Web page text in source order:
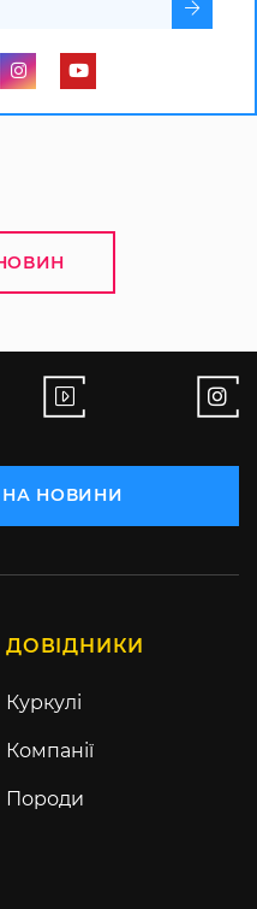
НА НОВИНИ
ДОВІДНИКИ
Куркулі
Компанії
Породи